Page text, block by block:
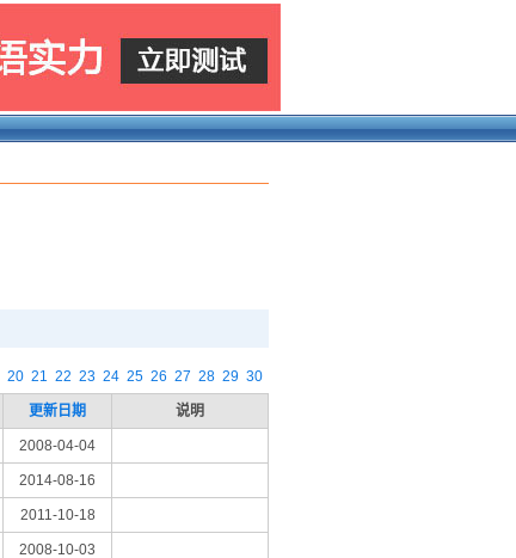
20 21 22 23 24 25 26 27 28 29 30
更新日期 说明
2008-04-04
2014-08-16
2011-10-18
2008-10-03